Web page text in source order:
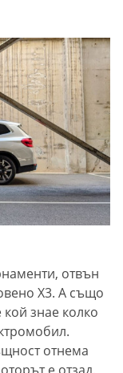
отвън
Х3. А също
знае колко
отнема